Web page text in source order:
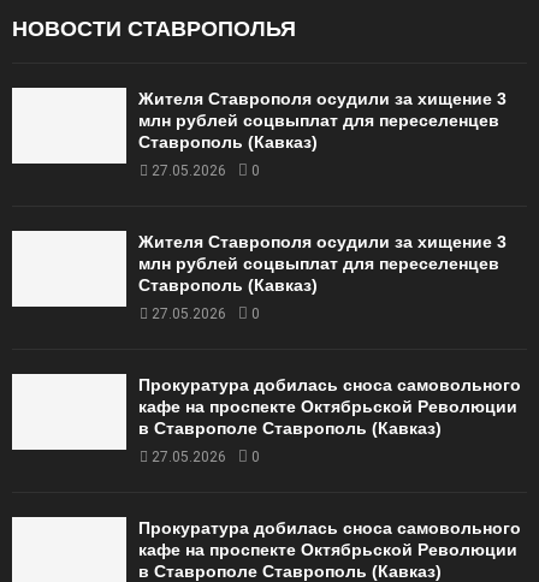
НОВОСТИ СТАВРОПОЛЬЯ
Жителя Ставрополя осудили за хищение 3
млн рублей соцвыплат для переселенцев
Ставрополь (Кавказ)
27.05.2026 0
Жителя Ставрополя осудили за хищение 3
млн рублей соцвыплат для переселенцев
Ставрополь (Кавказ)
27.05.2026 0
Прокуратура добилась сноса самовольного
кафе на проспекте Октябрьской Революции
в Ставрополе Ставрополь (Кавказ)
27.05.2026 0
Прокуратура добилась сноса самовольного
кафе на проспекте Октябрьской Революции
в Ставрополе Ставрополь (Кавказ)